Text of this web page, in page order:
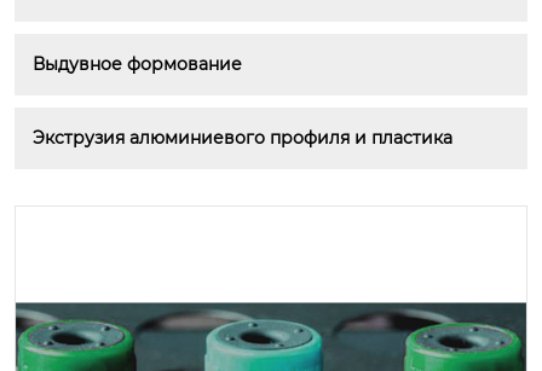
Выдувное формование
Экструзия алюминиевого профиля и пластика